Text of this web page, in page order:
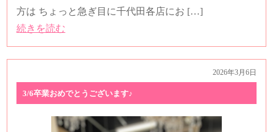
方は ちょっと急ぎ目に千代田各店にお […]
続きを読む
2026年3月6日
3/6卒業おめでとうございます♪